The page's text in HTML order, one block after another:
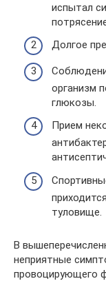
испытал
Долгое
организм
глюкозы.
Прием
туловище.
В
неприятные
провоцирующего